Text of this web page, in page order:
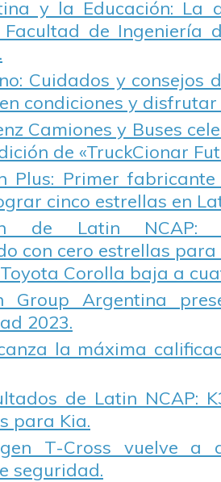
y la Educación: La
de Ingeniería
Cuidados y consejos
condiciones y disfrutar
Camiones y Buses
de «TruckCionar
Plus: Primer
cinco estrellas en
de Latin NCAP:
con cero estrellas para
Corolla baja a
Group Argentina
2023.
la máxima
de Latin NCAP:
para Kia.
T-Cross vuelve a
seguridad.